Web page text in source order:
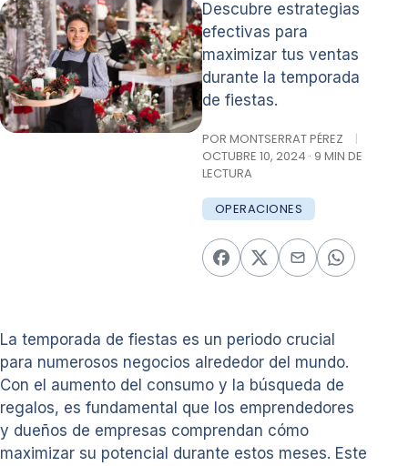
Descubre estrategias
efectivas para
maximizar tus ventas
durante la temporada
de fiestas.
POR MONTSERRAT PÉREZ
|
OCTUBRE 10, 2024 · 9 MIN DE
LECTURA
OPERACIONES
La temporada de fiestas es un periodo crucial
para numerosos negocios alrededor del mundo.
Con el aumento del consumo y la búsqueda de
regalos, es fundamental que los emprendedores
y dueños de empresas comprendan cómo
maximizar su potencial durante estos meses. Este